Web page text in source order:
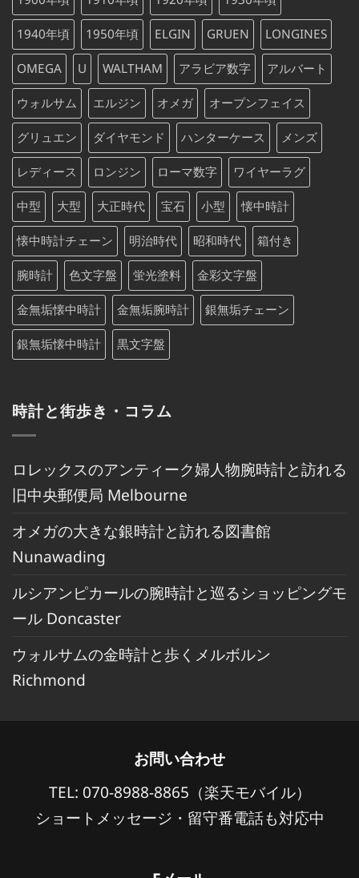
で
た。
¥75,000
で
す。
1940年頃 1950年頃 ELGIN GRUEN LONGINES
OMEGA U WALTHAM アラビア数字 アルバート
ウォルサム エルジン オメガ オープンフェイス
グリュエン ダイヤモンド ハンターケース メンズ
レディース ロンジン ローマ数字 ワイヤーラグ
中型 大型 大正時代 宝石 小型 懐中時計
懐中時計チェーン 明治時代 昭和時代 箱付き
腕時計 色文字盤 蛍光塗料 金彩文字盤
金無垢懐中時計 金無垢腕時計 銀無垢チェーン
銀無垢懐中時計 黒文字盤
時計と街歩き・コラム
ロレックスのアンティーク婦人物腕時計と訪れる
旧中央郵便局 Melbourne
オメガの大きな銀時計と訪れる図書館
Nunawading
ルシアンピカールの腕時計と巡るショッピングモ
ール Doncaster
ウォルサムの金時計と歩くメルボルン
Richmond
お問い合わせ
TEL: 070-8988-8865（楽天モバイル）
ショートメッセージ・留守番電話も対応中